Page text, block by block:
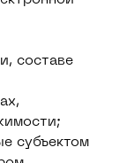
составе
субъектом